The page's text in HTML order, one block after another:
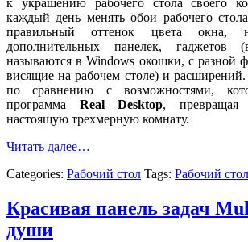
к украшению рабочего стола своего
каждый день менять обои рабочего
правильный оттенок цвета окна,
дополнительных панелек, гаджетов
называются в Windows окошки, с разной
висящие на рабочем столе) и
по сравнению с возможностями,
программа Real Desktop,
настоящую трехмерную комнату.
Читать далее…
Categories: Рабочий стол Tags: Рабочий стол
Красивая панель задач
души